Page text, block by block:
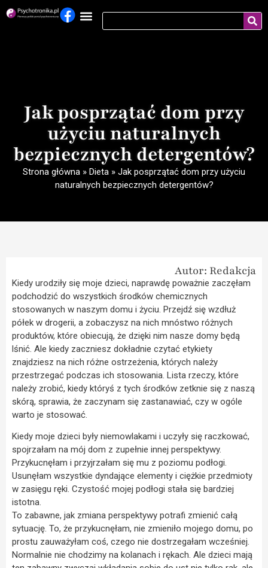
Jak posprzątać dom przy
użyciu naturalnych
bezpiecznych detergentów?
Strona główna » Dieta » Jak posprzątać dom przy użyciu
naturalnych bezpiecznych detergentów?
Autor: Redakcja
Kiedy urodziły się moje dzieci, naprawdę poważnie zaczęłam
podchodzić do wszystkich środków chemicznych
stosowanych w naszym domu i życiu. Przejdź się wzdłuż
półek w drogerii, a zobaczysz na nich mnóstwo różnych
produktów, które obiecują, że dzięki nim nasze domy będą
lśnić. Ale kiedy zaczniesz dokładnie czytać etykiety
znajdziesz na nich różne ostrzeżenia, których należy
przestrzegać podczas ich stosowania. Lista rzeczy, które
należy zrobić, kiedy któryś z tych środków zetknie się z naszą
skórą, sprawia, że zaczynam się zastanawiać, czy w ogóle
warto je stosować.
Kiedy moje dzieci były niemowlakami i uczyły się raczkować,
spojrzałam na mój dom z zupełnie innej perspektywy.
Przykucnęłam i przyjrzałam się mu z poziomu podłogi.
Usunęłam wszystkie dyndające elementy i ciężkie przedmioty
w zasięgu ręki. Czystość mojej podłogi stała się bardziej
istotna.
To zabawne, jak zmiana perspektywy potrafi zmienić całą
sytuację. To, że przykucnęłam, nie zmieniło mojego domu, po
prostu zauważyłam coś, czego nie dostrzegałam wcześniej.
Normalnie nie chodzimy na kolanach i rękach. Ale dzieci mają